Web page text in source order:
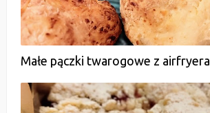
Małe pączki twarogowe z airfryera